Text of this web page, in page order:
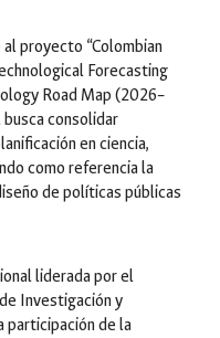
proyecto “Colombian
Forecasting
Road Map (2026–
consolidar
en ciencia,
como referencia la
de políticas públicas
liderada por el
Investigación y
participación de la